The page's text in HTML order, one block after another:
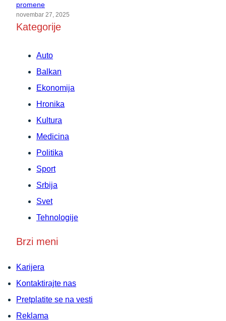
promene
novembar 27, 2025
Kategorije
Auto
Balkan
Ekonomija
Hronika
Kultura
Medicina
Politika
Sport
Srbija
Svet
Tehnologije
Brzi meni
Karijera
Kontaktirajte nas
Pretplatite se na vesti
Reklama